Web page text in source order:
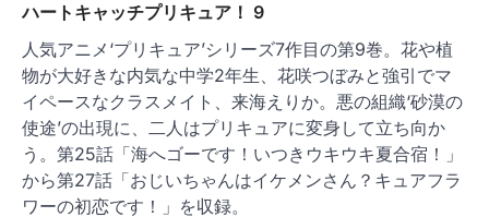
ハートキャッチプリキュア！ 9
人気アニメ‘プリキュア’シリーズ7作目の第9巻。花や植
物が大好きな内気な中学2年生、花咲つぼみと強引でマ
イペースなクラスメイト、来海えりか。悪の組織‘砂漠の
使途’の出現に、二人はプリキュアに変身して立ち向か
う。第25話「海へゴーです！いつきウキウキ夏合宿！」
から第27話「おじいちゃんはイケメンさん？キュアフラ
ワーの初恋です！」を収録。